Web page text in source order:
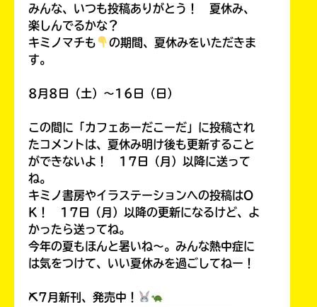
みんな、いつも投稿ありがとう！ 夏休み、
楽しんでるかな？
キミノマチも
の期間、夏休みをいただきま
す。
8月8日（土）～16日（日）
この間に「カフェあーだこーだ」に投稿され
たコメントは、夏休み明け後も更新すること
ができないよ！ 17日（月）以降に送って
ね。
キミノ書房やイラステーションへの投稿はO
K！ 17日（月）以降の更新になるけど、よ
かったら送ってね。
今年の夏もほんと暑いね～。みんな熱中症に
は気をつけて、いい夏休みを過ごしてねー！
⛏7月新刊、発売中！